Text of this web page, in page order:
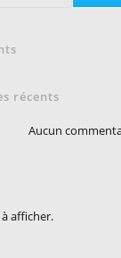
récents
Aucun
afficher.